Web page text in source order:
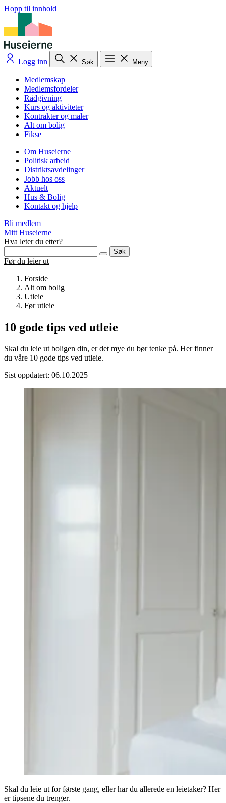
Hopp til innhold
Logg inn Søk Meny
Medlemskap
Medlemsfordeler
Rådgivning
Kurs og aktiviteter
Kontrakter og maler
Alt om bolig
Fikse
Om Huseierne
Politisk arbeid
Distriktsavdelinger
Jobb hos oss
Aktuelt
Hus & Bolig
Kontakt og hjelp
Bli medlem
Mitt Huseierne
Hva leter du etter?
Søk
Før du leier ut
Forside
Alt om bolig
Utleie
Før utleie
10 gode tips ved utleie
Skal du leie ut boligen din, er det mye du bør tenke på. Her finner
du våre 10 gode tips ved utleie.
Sist oppdatert: 06.10.2025
Skal du leie ut for første gang, eller har du allerede en leietaker? Her
er tipsene du trenger.